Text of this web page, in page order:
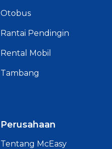
Otobus
Rantai Pendingin
Rental Mobil
Tambang
Perusahaan
Tentang McEasy